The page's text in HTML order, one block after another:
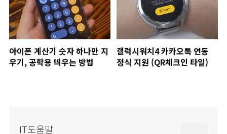
아이폰 계산기 숫자 하나만 지
우기, 공학용 띄우는 방법
갤럭시워치4 카카오톡 연동
정식 지원 (QR체크인 타일)
IT도움말